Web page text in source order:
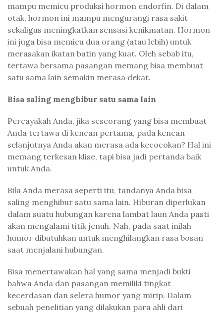
mampu memicu produksi hormon endorfin. Di dalam
otak, hormon ini mampu mengurangi rasa sakit
sekaligus meningkatkan sensasi kenikmatan. Hormon
ini juga bisa memicu dua orang (atau lebih) untuk
merasakan ikatan batin yang kuat. Oleh sebab itu,
tertawa bersama pasangan memang bisa membuat
satu sama lain semakin merasa dekat.
Bisa saling menghibur satu sama lain
Percayakah Anda, jika seseorang yang bisa membuat
Anda tertawa di kencan pertama, pada kencan
selanjutnya Anda akan merasa ada kecocokan? Hal ini
memang terkesan klise, tapi bisa jadi pertanda baik
untuk Anda.
Bila Anda merasa seperti itu, tandanya Anda bisa
saling menghibur satu sama lain. Hiburan diperlukan
dalam suatu hubungan karena lambat laun Anda pasti
akan mengalami titik jenuh. Nah, pada saat inilah
humor dibutuhkan untuk menghilangkan rasa bosan
saat menjalani hubungan.
Bisa menertawakan hal yang sama menjadi bukti
bahwa Anda dan pasangan memiliki tingkat
kecerdasan dan selera humor yang mirip. Dalam
sebuah penelitian yang dilakukan para ahli dari